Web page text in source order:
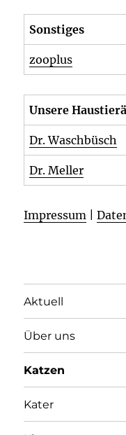
Sonstiges
zooplus
Unsere
Dr. Waschbüsch
Dr. Meller
Impressum |
Aktuell
Über uns
Katzen
Kater